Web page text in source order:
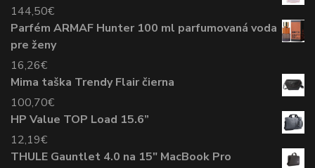
144,50€
Parfém ARMAF Hunter 100 ml parfumovaná voda
pre ženy
16,26€
Mima taška Trendy Flair čierna
100,70€
HP Value TOP Load 15.6”
12,19€
THULE Gauntlet 4.0 na 15" MacBook Pro